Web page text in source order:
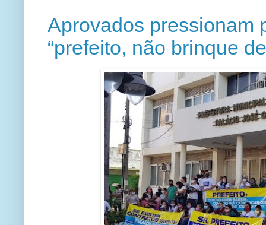
Aprovados pressionam
“prefeito, não brinque